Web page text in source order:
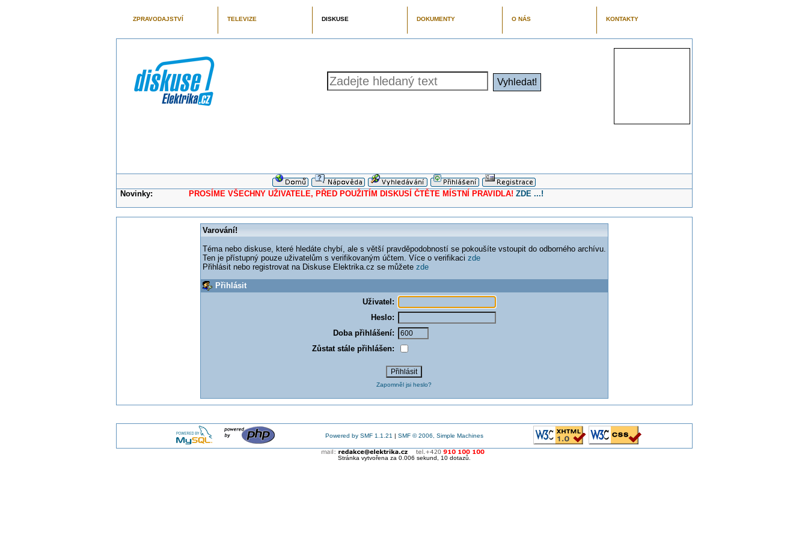
ZPRAVODAJSTVÍ TELEVIZE DISKUSE DOKUMENTY O NÁS KONTAKTY
Novinky: PROSÍME VŠECHNY UŽIVATELE, PŘED POUŽITÍM DISKUSÍ ČTĚTE MÍSTNÍ PRAVIDLA! ZDE ...!
Varování!
Téma nebo diskuse, které hledáte chybí, ale s větší pravděpodobností se pokoušíte vstoupit do odborného archívu.
Ten je přístupný pouze uživatelům s verifikovaným účtem. Více o verifikaci zde
Přihlásit nebo registrovat na Diskuse Elektrika.cz se můžete zde
Přihlásit
Uživatel:
Heslo:
Doba přihlášení:
Zůstat stále přihlášen:
Zapomněl jsi heslo?
Powered by SMF 1.1.21 | SMF © 2006, Simple Machines
Stránka vytvořena za 0.006 sekund, 10 dotazů.